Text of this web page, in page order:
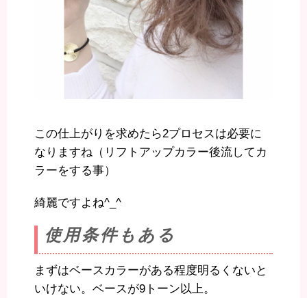
この仕上がりを求めたら2プロセスは必要に
なりますね（リフトアップカラー後流してカ
ラーをする事）
綺麗ですよね^_^
使用条件もある
まずはベースカラーがある程度明るくないと
いけない。ベースが9トーン以上。